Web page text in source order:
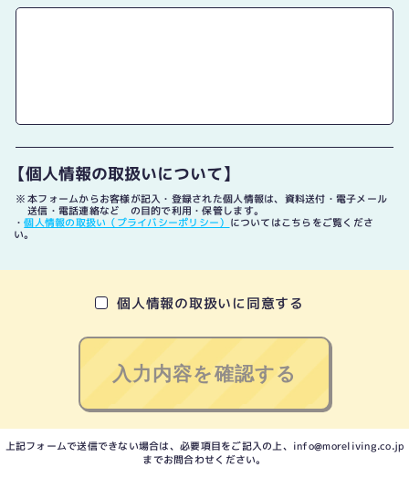
【個人情報の取扱いについて】
本フォームからお客様が記入・登録された個人情報は、資料送付・電子メール
送信・電話連絡など の目的で利用・保管します。
・個人情報の取扱い（プライバシーポリシー） についてはこちらをご覧くださ
い。
個人情報の取扱いに同意する
上記フォームで送信できない場合は、必要項目をご記入の上、 info@moreliving.co.jp
までお問合わせください。